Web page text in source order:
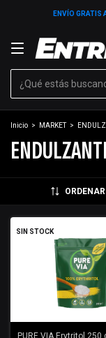
ENVÍO GRATIS
Inicio > MARKET >
ORDENAR
SIN STOCK
PURE VIA Erytritol 250